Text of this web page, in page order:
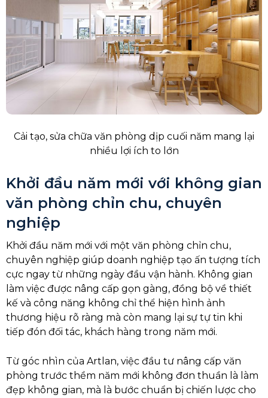
Cải tạo, sửa chữa văn phòng dịp cuối năm mang lại
nhiều lợi ích to lớn
Khởi đầu năm mới với không gian
văn phòng chỉn chu, chuyên
nghiệp
Khởi đầu năm mới với một văn phòng chỉn chu,
chuyên nghiệp giúp doanh nghiệp tạo ấn tượng tích
cực ngay từ những ngày đầu vận hành. Không gian
làm việc được nâng cấp gọn gàng, đồng bộ về thiết
kế và công năng không chỉ thể hiện hình ảnh
thương hiệu rõ ràng mà còn mang lại sự tự tin khi
tiếp đón đối tác, khách hàng trong năm mới.
Từ góc nhìn của Artlan, việc đầu tư nâng cấp văn
phòng trước thềm năm mới không đơn thuần là làm
đẹp không gian, mà là bước chuẩn bị chiến lược cho